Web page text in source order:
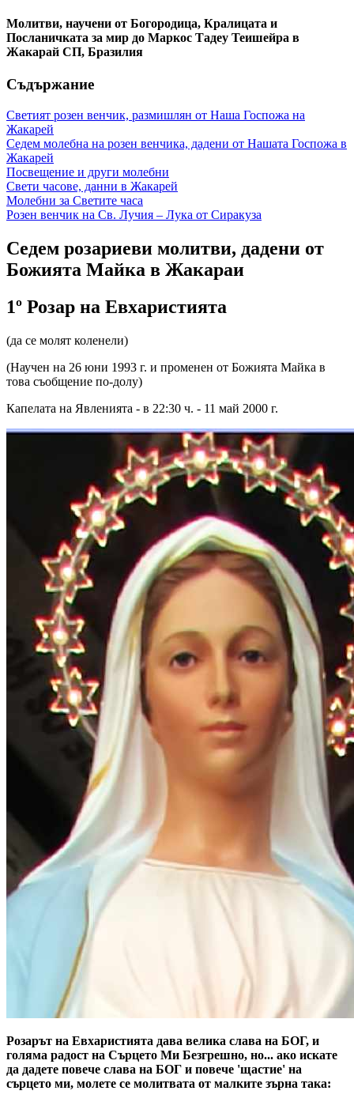
Молитви, научени от Богородица, Кралицата и
Посланичката за мир до Маркос Тадеу Теишейра в
Жакарай СП, Бразилия
Съдържание
Светият розен венчик, размишлян от Наша Госпожа на
Жакарей
Седем молебна на розен венчика, дадени от Нашата Госпожа в
Жакарей
Посвещение и други молебни
Свети часове, данни в Жакарей
Молебни за Светите часа
Розен венчик на Св. Лучия – Лука от Сиракуза
Седем розариеви молитви, дадени от
Божията Майка в Жакараи
1º Розар на Евхаристията
(да се молят коленели)
(Научен на 26 юни 1993 г. и променен от Божията Майка в
това съобщение по-долу)
Капелата на Явленията - в 22:30 ч. - 11 май 2000 г.
Розарът на Евхаристията дава велика слава на БОГ, и
голяма радост на Сърцето Ми Безгрешно, но... ако искате
да дадете повече слава на БОГ и повече 'щастие' на
сърцето ми, молете се молитвата от малките зърна така: